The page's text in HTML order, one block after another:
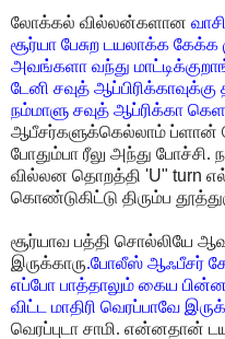
லோக்கல் வில்லன்களான
சூர்யா பேசுற டயலாக்க கேக்க
அவங்களா வந்து
டேனி சவுத்
நம்மாளு சவுத் ஆப்ரிக்கா
ஆபீசர்களுக்கெல்லாம் ப்ளான்
போதும்பா ரீலு அந்து போச்சி.
வில்லன தொறத்தி 'U" turn
கொண்டுகிட்டு திரும்ப
சூர்யாவ பத்தி சொல்லியே
இருக்காரு.போலீஸ் ஆஃபீசர்
எப்போ பாத்தாலும் கைய
விட்ட மாதிரி வெரப்பாவே
வெரப்புடா சாமி. என்னதான்